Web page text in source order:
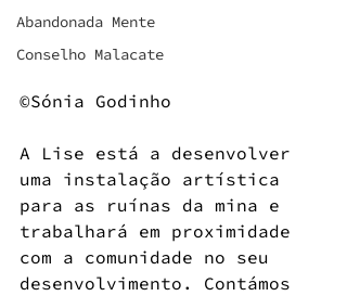
Abandonada Mente
Conselho Malacate
©Sónia Godinho
A Lise está a desenvolver
uma instalação artística
para as ruínas da mina e
trabalhará em proximidade
com a comunidade no seu
desenvolvimento. Contámos